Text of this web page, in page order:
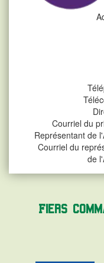
Courriel du
Représentant de
Courriel du
de
Fiers